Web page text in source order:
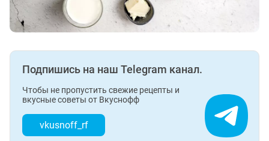
Подпишись на наш Telegram канал.
Чтобы не пропустить свежие рецепты и
вкусные советы от Вкуснофф
vkusnoff_rf